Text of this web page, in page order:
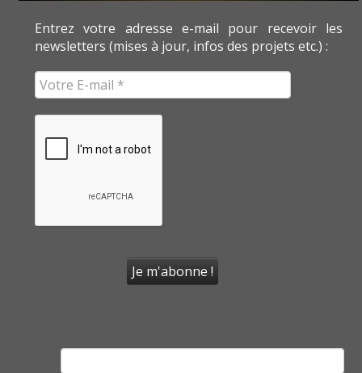
Entrez votre adresse e-mail pour recevoir les
newsletters (mises à jour, infos des projets etc.) :